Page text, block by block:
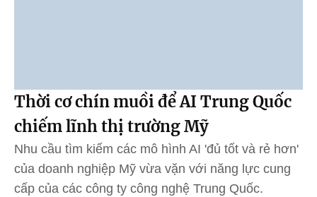
Thời cơ chín muồi để AI Trung Quốc
chiếm lĩnh thị trường Mỹ
Nhu cầu tìm kiếm các mô hình AI 'đủ tốt và rẻ hơn'
của doanh nghiệp Mỹ vừa vặn với năng lực cung
cấp của các công ty công nghệ Trung Quốc.